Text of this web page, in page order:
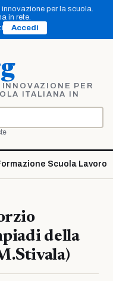
innovazione per la scuola.
in rete.
Accedi
PER
ITALIANA IN
Scuola Lavoro
della